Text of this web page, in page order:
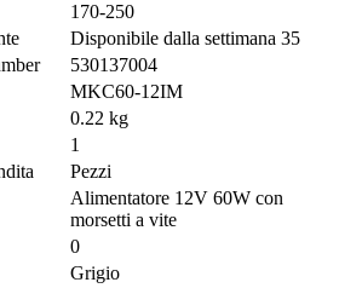
170-250
Disponibile dalla settimana 35
530137004
MKC60-12IM
0.22 kg
1
Pezzi
Alimentatore 12V 60W con
morsetti a vite
0
Grigio